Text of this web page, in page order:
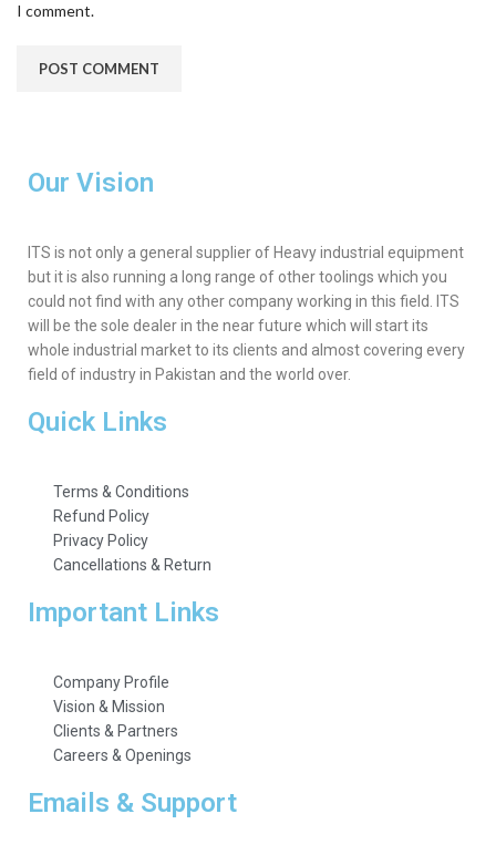
I comment.
Our Vision
ITS is not only a general supplier of Heavy industrial equipment
but it is also running a long range of other toolings which you
could not find with any other company working in this field. ITS
will be the sole dealer in the near future which will start its
whole industrial market to its clients and almost covering every
field of industry in Pakistan and the world over.
Quick Links
Terms & Conditions
Refund Policy
Privacy Policy
Cancellations & Return
Important Links
Company Profile
Vision & Mission
Clients & Partners
Careers & Openings
Emails & Support